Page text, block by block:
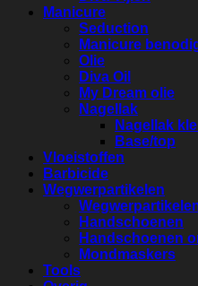
Manicure
Seduction
Manicure
Olie
Diva Oil
My Dream olie
Nagellak
Nagellak
Base/top
Vloeistoffen
Barbicide
Wegwerpartikelen
Handschoenen
Handschoenen
Mondmaskers
Tools